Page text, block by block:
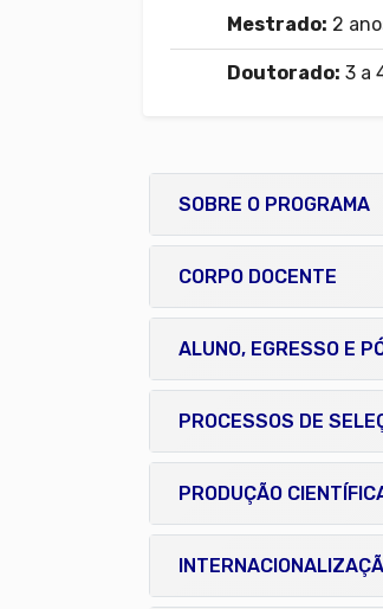
Mestrado: 2
Doutorado: 3 a
SOBRE O PROGRAMA
CORPO DOCENTE
ALUNO, EGRESSO E
PROCESSOS DE
PRODUÇÃO